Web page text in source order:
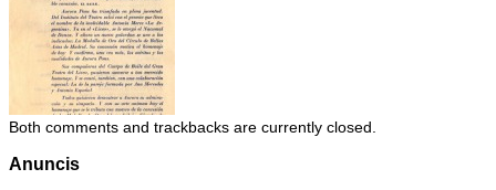
Both comments and trackbacks are currently closed.
Anuncis